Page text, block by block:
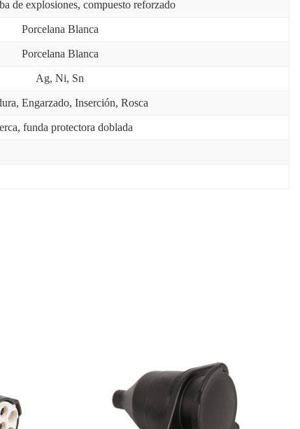
de explosiones, compuesto reforzado
Porcelana Blanca
Porcelana Blanca
Ag, Ni, Sn
Engarzado, Inserción, Rosca
funda protectora doblada